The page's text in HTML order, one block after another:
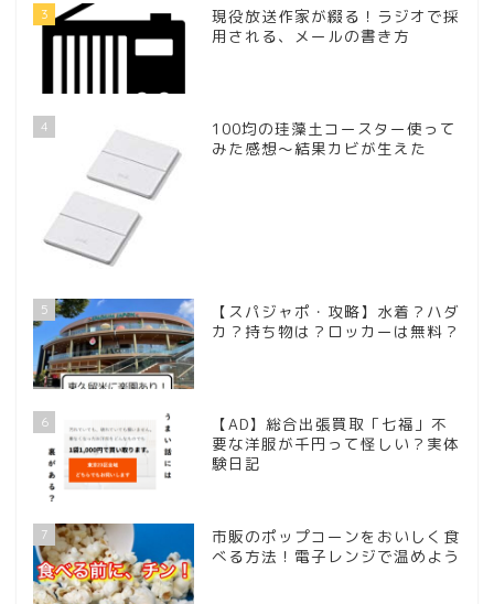
3
現役放送作家が綴る！ラジオで採
用される、メールの書き方
4
100均の珪藻土コースター使って
みた感想～結果カビが生えた
5
【スパジャポ・攻略】水着？ハダ
カ？持ち物は？ロッカーは無料？
6
【AD】総合出張買取「七福」不
要な洋服が千円って怪しい？実体
験日記
7
市販のポップコーンをおいしく食
べる方法！電子レンジで温めよう